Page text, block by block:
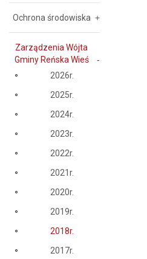
Ochrona środowiska
Zarządzenia Wójta
Gminy Reńska Wieś
2026r.
2025r.
2024r.
2023r.
2022r.
2021r.
2020r.
2019r.
2018r.
2017r.